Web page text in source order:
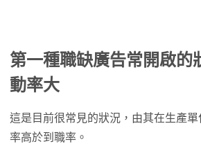
第一種職缺廣告常開啟的
動率大
這是目前很常見的狀況，由其在生產
率高於到職率。